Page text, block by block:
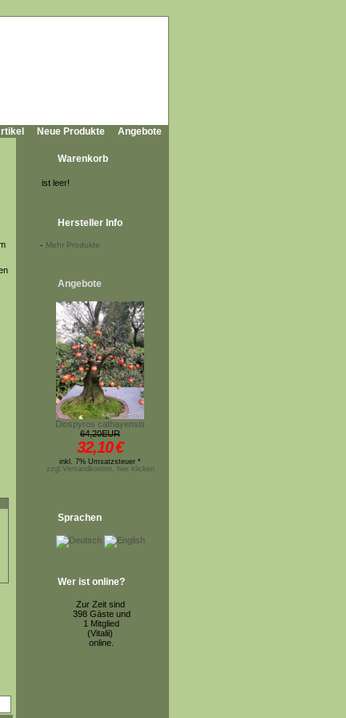
Neue Produkte Angebote
Warenkorb
ist leer!
Hersteller Info
- Mehr Produkte
Angebote
Diospyros cathayensis
64,20EUR
32,10€
inkl. 7% Umsatzsteuer *
zzgl.Versandkosten, hier klicken
Sprachen
Wer ist online?
Zur Zeit sind
398 Gäste und
1 Mitglied
(Vitalii)
online.